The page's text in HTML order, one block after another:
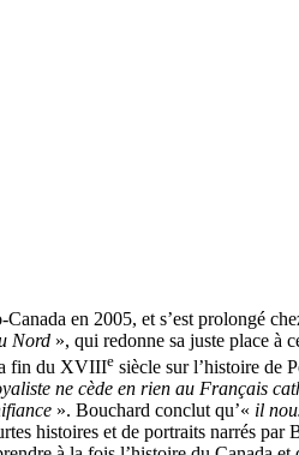
en 2005, et s’est prolongé
Nord », qui redonne sa juste place à
fin du XVIIIe siècle sur l’histoire de
ne cède en rien au Français
». Bouchard conclut qu’« il
histoires et de portraits narrés par